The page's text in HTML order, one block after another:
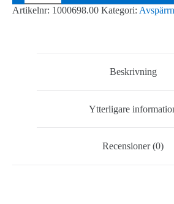
-
stolpe
Artikelnr: 1000698.00 Kategori:
Beskrivning
Ytterligare
Recensioner (0)